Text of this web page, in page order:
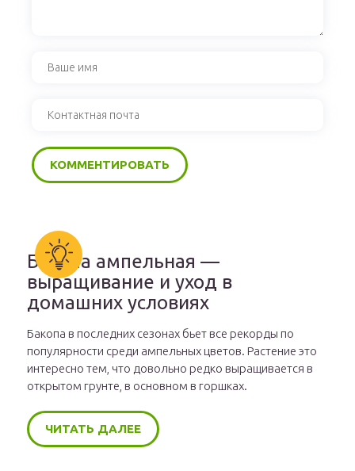
Бакопа ампельная —
выращивание и уход в
домашних условиях
Бакопа в последних сезонах бьет все рекорды по
популярности среди ампельных цветов. Растение это
интересно тем, что довольно редко выращивается в
открытом грунте, в основном в горшках.
ЧИТАТЬ ДАЛЕЕ